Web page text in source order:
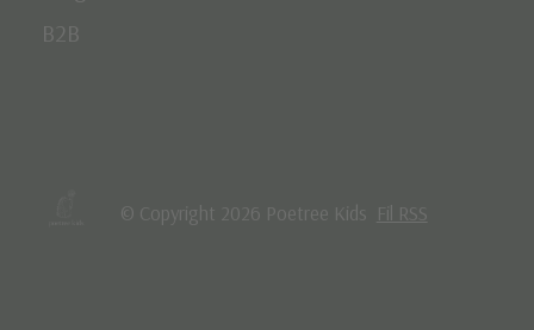
B2B
© Copyright 2026 Poetree Kids Fil RSS